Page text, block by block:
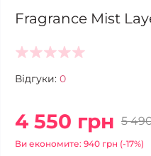
Fragrance Mist
Відгуки: 0
4 550 грн 5
Ви економите: 940 грн (-17%)